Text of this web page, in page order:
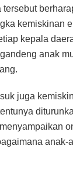
kemiskinan
kepala
anak
juga